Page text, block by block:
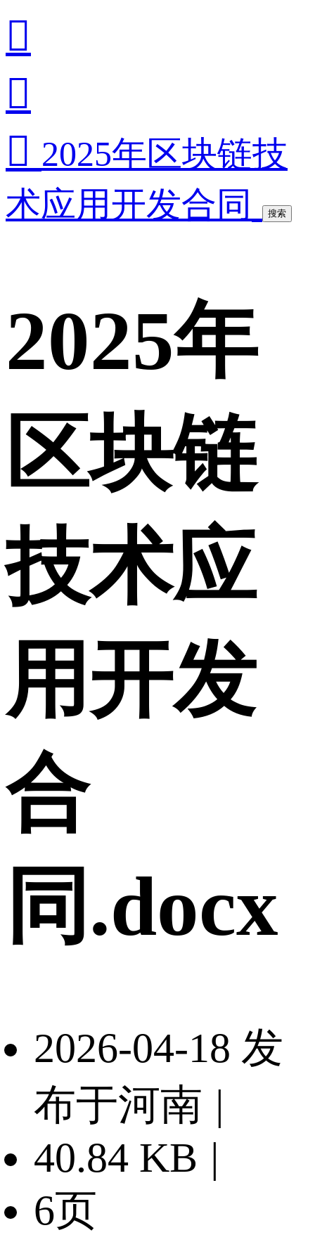


 2025年区块链技
术应用开发合同
搜索
2025年
区块链
技术应
用开发
合
同.docx
2026-04-18 发
布于河南 |
40.84 KB |
6页